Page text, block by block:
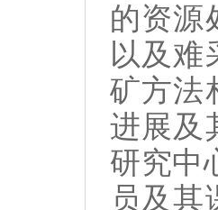
的资源
以及难
矿方法
进展及
研究中
员及其